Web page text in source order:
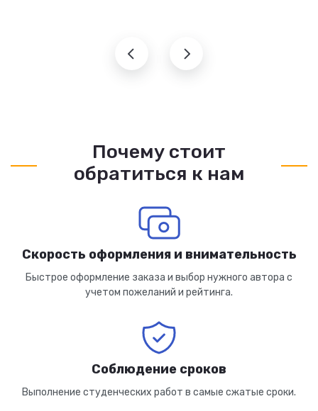
Почему стоит
обратиться к нам
Скорость оформления и внимательность
Быстрое оформление заказа и выбор нужного автора с
учетом пожеланий и рейтинга.
Соблюдение сроков
Выполнение студенческих работ в самые сжатые сроки.